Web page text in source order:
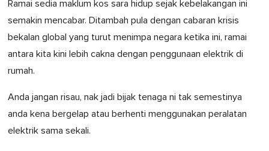
Ramai sedia maklum kos sara hidup sejak kebelakangan ini
semakin mencabar. Ditambah pula dengan cabaran krisis
bekalan global yang turut menimpa negara ketika ini, ramai
antara kita kini lebih cakna dengan penggunaan elektrik di
rumah.
Anda jangan risau, nak jadi bijak tenaga ni tak semestinya
anda kena bergelap atau berhenti menggunakan peralatan
elektrik sama sekali.